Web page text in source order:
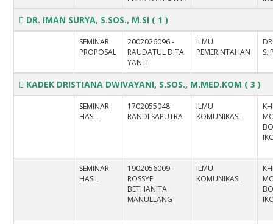
DR. IMAN SURYA, S.SOS., M.SI ( 1 )
SEMINAR
PROPOSAL
2002026096 -
RAUDATUL DITA
YANTI
ILMU
PEMERINTAHAN
KADEK DRISTIANA DWIVAYANI, S.SOS., M.MED.KOM ( 3 )
SEMINAR
HASIL
1702055048 -
RANDI SAPUTRA
ILMU
KOMUNIKASI
SEMINAR
HASIL
1902056009 -
ROSSYE
BETHANITA
MANULLANG
ILMU
KOMUNIKASI